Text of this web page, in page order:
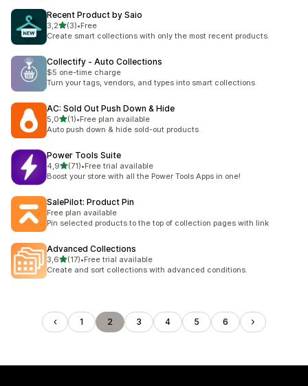
Recent Product by Saio
3,25 yıldız üzerinden
(3)
toplam 3 değerlendirme
•Free
Create smart collections with only the most recent products.
Collectify ‑ Auto Collections
$5 one-time charge
Turn your tags, vendors, and types into smart collections
AC: Sold Out Push Down & Hide
5,05 yıldız üzerinden
(1)
toplam 1 değerlendirme
•Free plan available
Auto push down & hide sold-out products
Power Tools Suite
4,95 yıldız üzerinden
(71)
toplam 71 değerlendirme
•Free trial available
Boost your store with all the Power Tools Apps in one!
SalePilot: Product Pin
Free plan available
Pin selected products to the top of collection pages with link
Advanced Collections
3,65 yıldız üzerinden
(17)
toplam 17 değerlendirme
•Free trial available
Create and sort collections with advanced conditions.
1 2 3 4 5 6